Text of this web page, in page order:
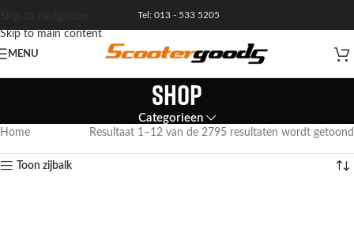
Skip to main content
Tel: 013 - 533 5205
MENU
Shop
Categorieen
Home Resultaat 1–12 van de 2795 resultaten wordt getoond
Toon zijbalk